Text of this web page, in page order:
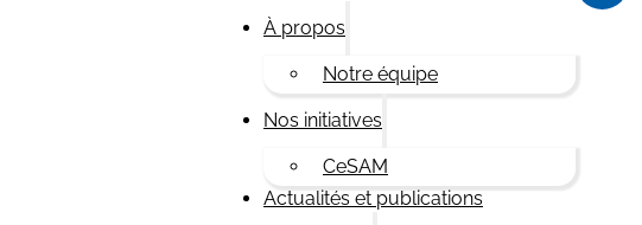
À propos
Notre équipe
Nos initiatives
CeSAM
Actualités et publications